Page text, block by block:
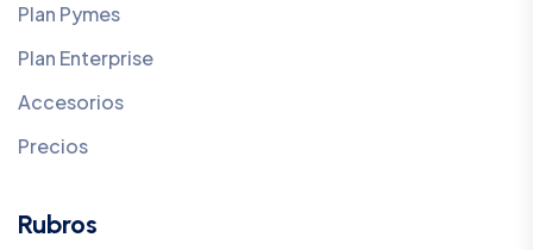
Plan Pymes
Plan Enterprise
Accesorios
Precios
Rubros